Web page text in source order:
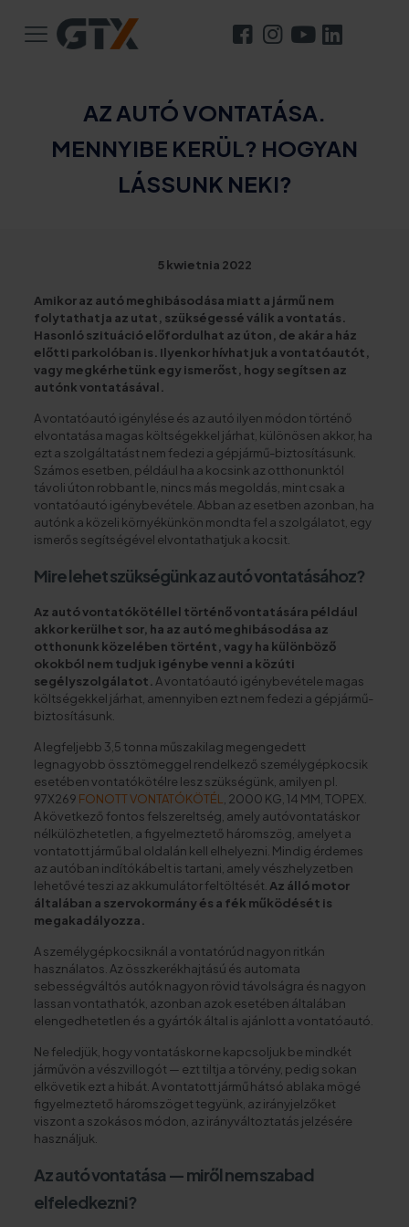
AZ AUTÓ VONTATÁSA.
MENNYIBE KERÜL? HOGYAN
LÁSSUNK NEKI?
5 kwietnia 2022
Amikor az autó meghibásodása miatt a jármű nem
folytathatja az utat, szükségessé válik a vontatás.
Hasonló szituáció előfordulhat az úton, de akár a ház
előtti parkolóban is. Ilyenkor hívhatjuk a vontatóautót,
vagy megkérhetünk egy ismerőst, hogy segítsen az
autónk vontatásával.
A vontatóautó igénylése és az autó ilyen módon történő
elvontatása magas költségekkel járhat, különösen akkor, ha
ezt a szolgáltatást nem fedezi a gépjármű-biztosításunk.
Számos esetben, például ha a kocsink az otthonunktól
távoli úton robbant le, nincs más megoldás, mint csak a
vontatóautó igénybevétele. Abban az esetben azonban, ha
autónk a közeli környékünkön mondta fel a szolgálatot, egy
ismerős segítségével elvontathatjuk a kocsit.
Mire lehet szükségünk az autó vontatásához?
Az autó vontatókötéllel történő vontatására például
akkor kerülhet sor, ha az autó meghibásodása az
otthonunk közelében történt, vagy ha különböző
okokból nem tudjuk igénybe venni a közúti
segélyszolgálatot. A vontatóautó igénybevétele magas
költségekkel járhat, amennyiben ezt nem fedezi a gépjármű-
biztosításunk.
A legfeljebb 3,5 tonna műszakilag megengedett
legnagyobb össztömeggel rendelkező személygépkocsik
esetében vontatókötélre lesz szükségünk, amilyen pl.
97X269 FONOTT VONTATÓKÖTÉL
, 2000 KG, 14 MM, TOPEX.
A következő fontos felszereltség, amely autóvontatáskor
nélkülözhetetlen, a figyelmeztető háromszög, amelyet a
vontatott jármű bal oldalán kell elhelyezni. Mindig érdemes
az autóban indítókábelt is tartani, amely vészhelyzetben
lehetővé teszi az akkumulátor feltöltését. Az álló motor
általában a szervokormány és a fék működését is
megakadályozza.
A személygépkocsiknál a vontatórúd nagyon ritkán
használatos. Az összkerékhajtású és automata
sebességváltós autók nagyon rövid távolságra és nagyon
lassan vontathatók, azonban azok esetében általában
elengedhetetlen és a gyártók által is ajánlott a vontatóautó.
Ne feledjük, hogy vontatáskor ne kapcsoljuk be mindkét
járművön a vészvillogót — ezt tiltja a törvény, pedig sokan
elkövetik ezt a hibát. A vontatott jármű hátsó ablaka mögé
figyelmeztető háromszöget tegyünk, az irányjelzőket
viszont a szokásos módon, az irányváltoztatás jelzésére
használjuk.
Az autó vontatása — miről nem szabad
elfeledkezni?